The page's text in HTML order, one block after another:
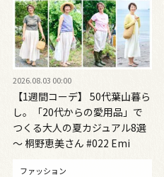
2026.08.03 00:00
【1週間コーデ】 50代葉山暮ら
し。「20代からの愛用品」で
つくる大人の夏カジュアル8選
～ 桐野恵美さん #022 Emi
ファッション